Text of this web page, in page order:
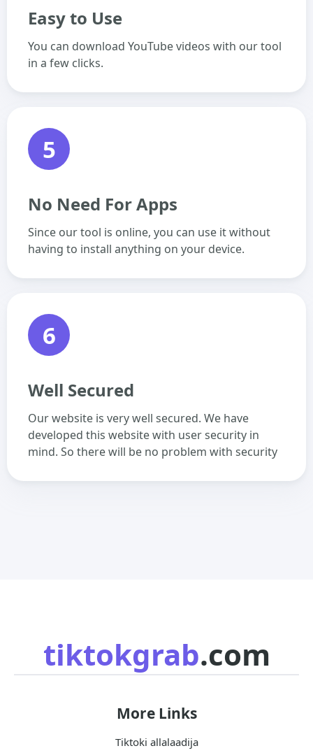
Easy to Use
You can download YouTube videos with our tool
in a few clicks.
5
No Need For Apps
Since our tool is online, you can use it without
having to install anything on your device.
6
Well Secured
Our website is very well secured. We have
developed this website with user security in
mind. So there will be no problem with security
tiktokgrab.com
More Links
Tiktoki allalaadija